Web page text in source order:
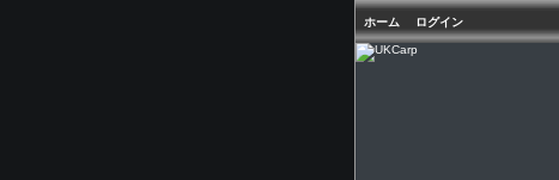
ホーム ログイン